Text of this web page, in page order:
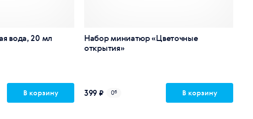
вода, 20 мл
В корзину
Набор миниатюр «Цветочные
открытия»
399 ₽ 0б В корзину